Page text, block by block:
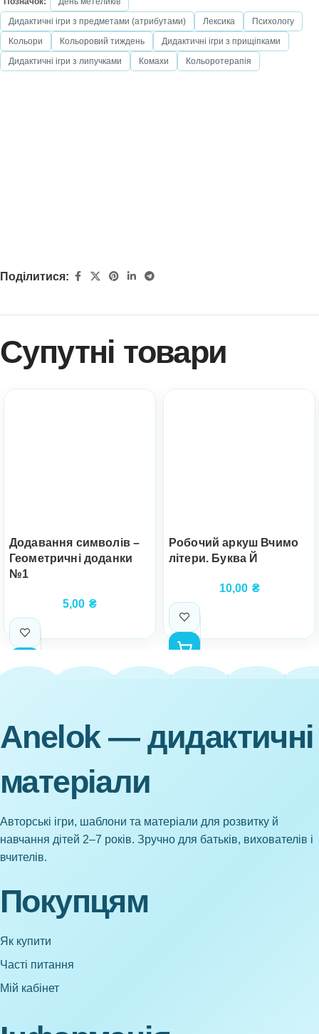
Дидактичні ігри з предметами (атрибутами)
Лексика
Психологу
Кольори
Кольоровий тиждень
Дидактичні ігри з прищіпками
Дидактичні ігри з липучками
Комахи Кольоротерапія
Поділитися:
Супутні товари
Додавання символів –
Геометричні доданки
№1
5,00 ₴
Робочий аркуш Вчимо
літери. Буква Й
10,00 ₴
Anelok — дидактичні
матеріали
Авторські ігри, шаблони та матеріали для розвитку й
навчання дітей 2–7 років. Зручно для батьків, вихователів і
вчителів.
Покупцям
Як купити
Часті питання
Мій кабінет